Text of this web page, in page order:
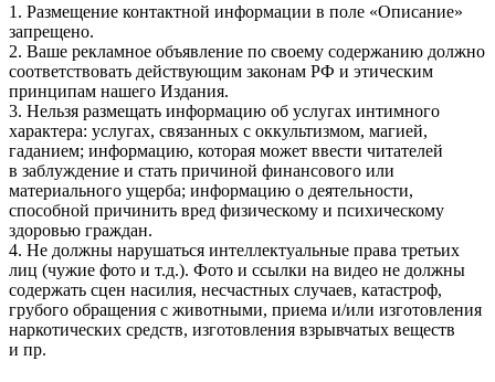
1. Размещение контактной информации в поле «Описание»
запрещено.
2. Ваше рекламное объявление по своему содержанию должно
соответствовать действующим законам РФ и этическим
принципам нашего Издания.
3. Нельзя размещать информацию об услугах интимного
характера: услугах, связанных с оккультизмом, магией,
гаданием; информацию, которая может ввести читателей
в заблуждение и стать причиной финансового или
материального ущерба; информацию о деятельности,
способной причинить вред физическому и психическому
здоровью граждан.
4. Не должны нарушаться интеллектуальные права третьих
лиц (чужие фото и т.д.). Фото и ссылки на видео не должны
содержать сцен насилия, несчастных случаев, катастроф,
грубого обращения с животными, приема и/или изготовления
наркотических средств, изготовления взрывчатых веществ
и пр.